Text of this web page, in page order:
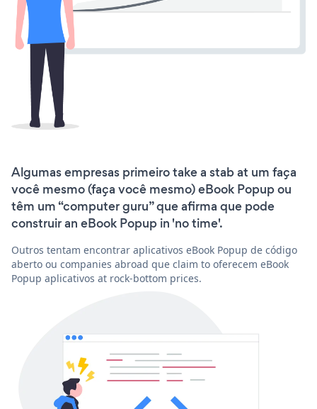
Algumas empresas primeiro take a stab at um faça
você mesmo (faça você mesmo) eBook Popup ou
têm um “computer guru” que afirma que pode
construir an eBook Popup in 'no time'.
Outros tentam encontrar aplicativos eBook Popup de código
aberto ou companies abroad que claim to oferecem eBook
Popup aplicativos at rock-bottom prices.